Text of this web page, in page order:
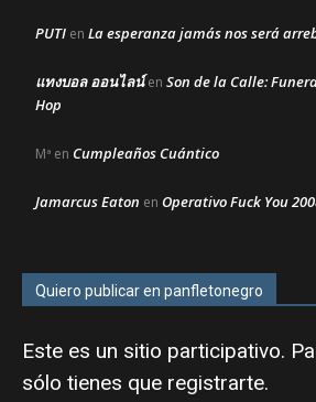
PUTI en La esperanza jamás nos será
แทงบอล ออนไลน์en Son de la Calle:
Hop
Mª en Cumpleaños Cuántico
Jamarcus Eaton en Operativo Fuck You
Quiero publicar en panfletonegro
Este es un sitio participativo.
sólo tienes que registrarte.